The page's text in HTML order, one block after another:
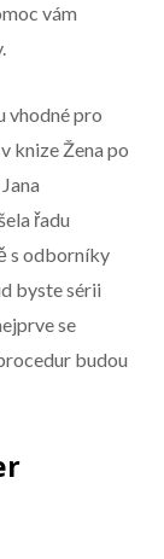
vám
vhodné pro
knize Žena po
řadu
s odborníky
byste sérii
se
budou